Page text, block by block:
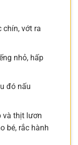
chín, vớt ra
nhỏ, hấp
đó nấu
và thịt lươn
bé, rắc hành